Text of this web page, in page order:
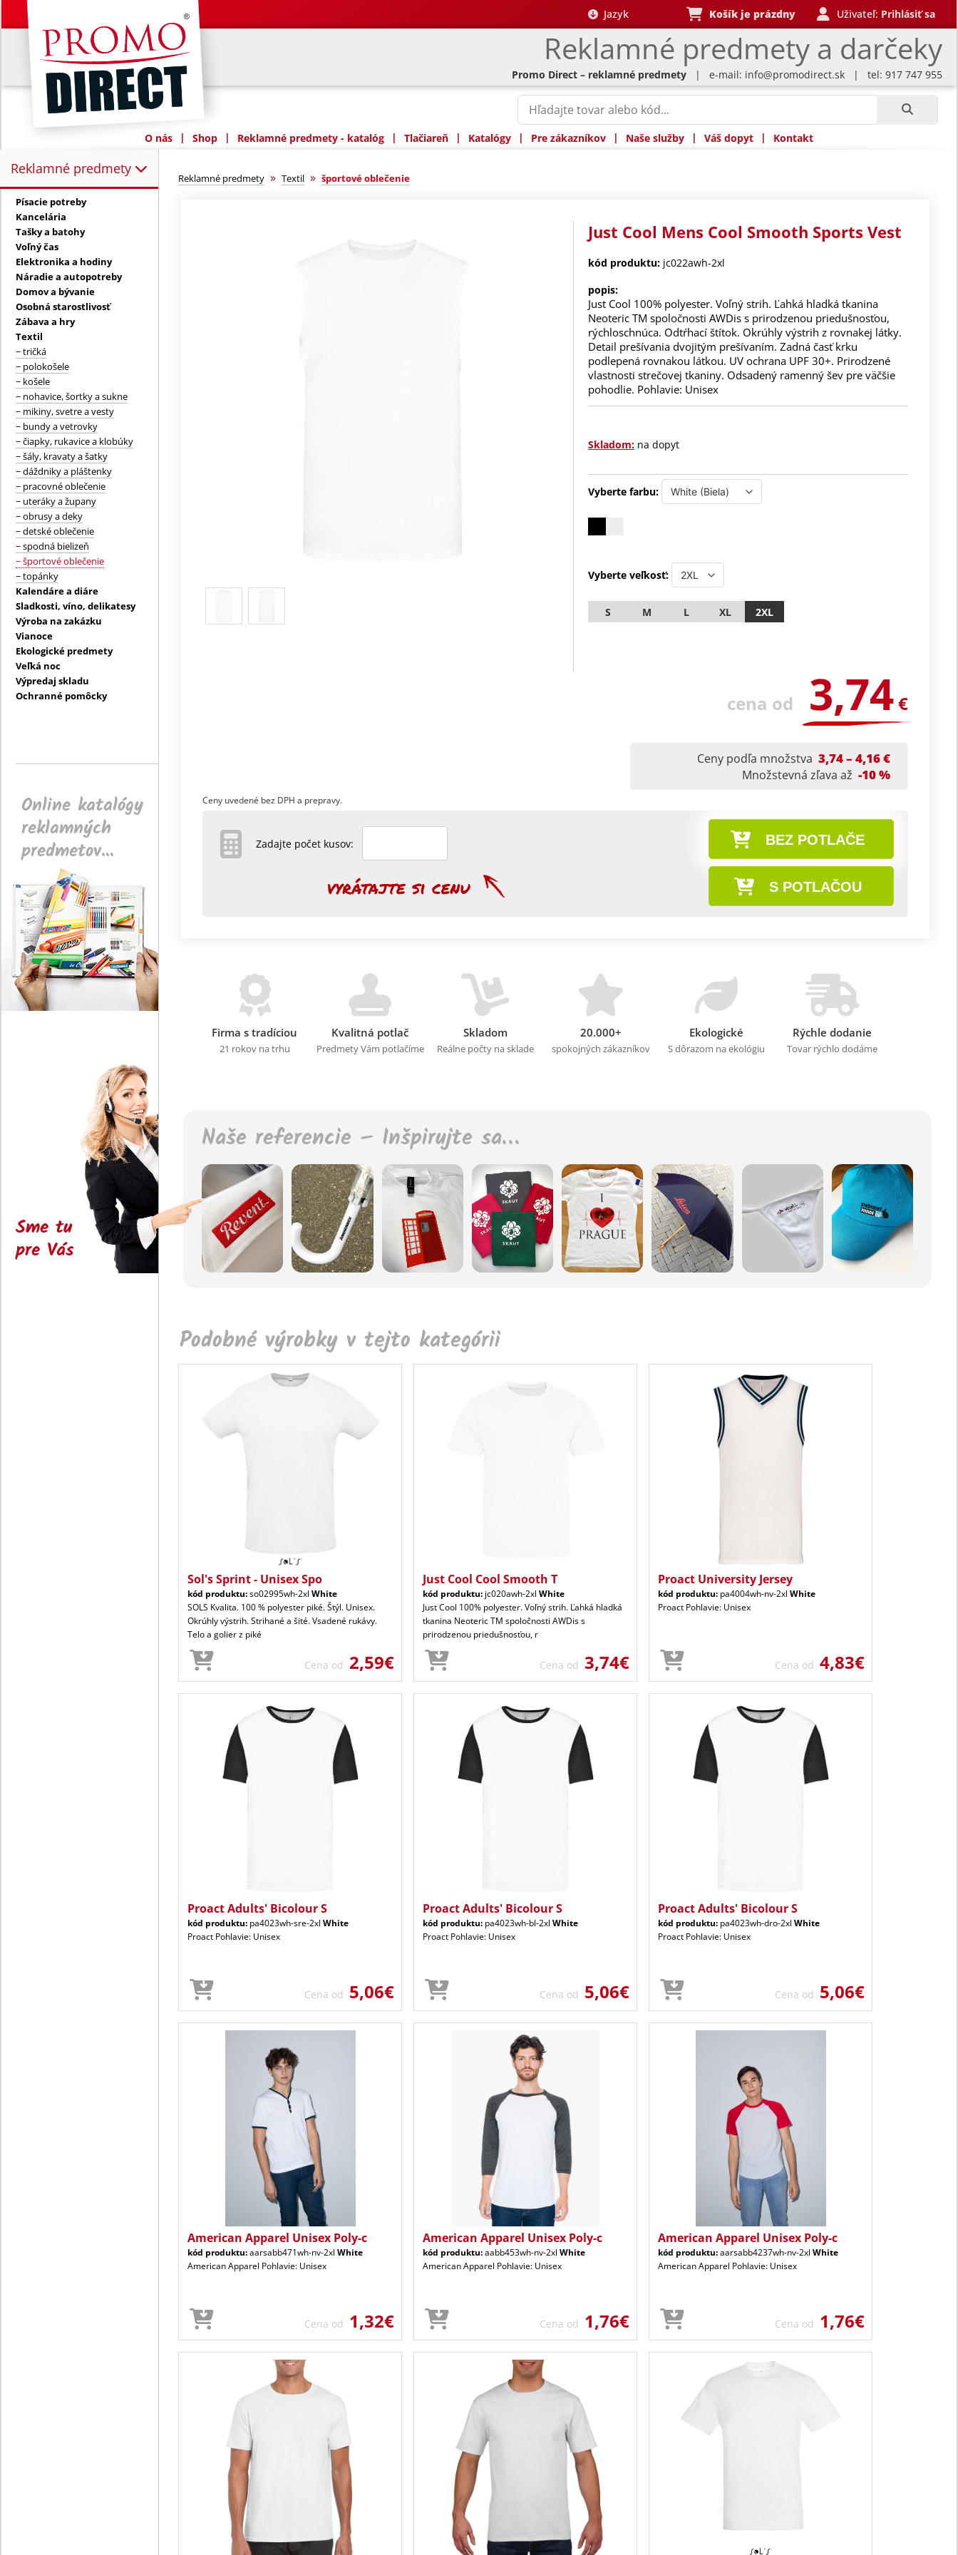
Reklamné predmety a darčeky
Jazyk Košík je prázdny Uživateľ: Prihlásiť sa
Promo Direct – reklamné predmety | e-mail: info@promodirect.sk | tel: 917 747 955
O nás | Shop | Reklamné predmety - katalóg | Tlačiareň | Katalógy | Pre zákazníkov | Naše služby | Váš dopyt | Kontakt
Reklamné predmety
Reklamné predmety:
Písacie potreby
Kancelária
Tašky a batohy
Voľný čas
Elektronika a hodiny
Náradie a autopotreby
Domov a bývanie
Osobná starostlivosť
Zábava a hry
Textil
− tričká
− polokošele
− košele
− nohavice, šortky a sukne
− mikiny, svetre a vesty
− bundy a vetrovky
− čiapky, rukavice a klobúky
− šály, kravaty a šatky
− dáždniky a pláštenky
− pracovné oblečenie
− uteráky a župany
− obrusy a deky
− detské oblečenie
− spodná bielizeň
− športové oblečenie
− topánky
Kalendáre a diáre
Sladkosti, víno, delikatesy
Výroba na zakázku
Vianoce
Ekologické predmety
Veľká noc
Výpredaj skladu
Ochranné pomôcky
Online katalógy
reklamných
predmetov...
Sme tu
pre Vás
Reklamné predmety » Textil » športové oblečenie
Just Cool Mens Cool Smooth Sports Vest
kód produktu: jc022awh-2xl
popis:
Just Cool 100% polyester. Voľný strih. Ľahká hladká tkanina
Neoteric TM spoločnosti AWDis s prirodzenou priedušnosťou,
rýchloschnúca. Odtŕhací štítok. Okrúhly výstrih z rovnakej látky.
Detail prešívania dvojitým prešívaním. Zadná časť krku
podlepená rovnakou látkou. UV ochrana UPF 30+. Prirodzené
vlastnosti strečovej tkaniny. Odsadený ramenný šev pre väčšie
pohodlie. Pohlavie: Unisex
Skladom: na dopyt
Vyberte farbu:
Vyberte veľkosť:
S M L XL 2XL
cena od 3,74€
Ceny podľa množstva 3,74 – 4,16 €
Množstevná zľava až -10 %
Ceny uvedené bez DPH a prepravy.
BEZ POTLAČE
S POTLAČOU
Zadajte počet kusov:
Firma s tradíciou
21 rokov na trhu
Kvalitná potlač
Predmety Vám potlačíme
Skladom
Reálne počty na sklade
20.000+
spokojných zákazníkov
Ekologické
S dôrazom na ekológiu
Rýchle dodanie
Tovar rýchlo dodáme
Naše referencie – Inšpirujte sa…
Podobné výrobky v tejto kategórii
Sol's Sprint - Unisex Spo
kód produktu:so02995wh-2xl White
SOLS Kvalita. 100 % polyester piké. Štýl. Unisex.
Okrúhly výstrih. Strihané a šité. Vsadené rukávy.
Telo a golier z piké
Cena od 2,59€
Just Cool Cool Smooth T
kód produktu: jc020awh-2xl White
Just Cool 100% polyester. Voľný strih. Ľahká hladká
tkanina Neoteric TM spoločnosti AWDis s
prirodzenou priedušnosťou, r
Cena od 3,74€
Proact University Jersey
kód produktu: pa4004wh-nv-2xl White
Proact Pohlavie: Unisex
Cena od 4,83€
Proact Adults' Bicolour S
kód produktu: pa4023wh-sre-2xl White
Proact Pohlavie: Unisex
Cena od 5,06€
Proact Adults' Bicolour S
kód produktu: pa4023wh-bl-2xl White
Proact Pohlavie: Unisex
Cena od 5,06€
Proact Adults' Bicolour S
kód produktu: pa4023wh-dro-2xl White
Proact Pohlavie: Unisex
Cena od 5,06€
American Apparel Unisex Poly-c
kód produktu:aarsabb471wh-nv-2xl White
American Apparel Pohlavie: Unisex
Cena od 1,32€
American Apparel Unisex Poly-c
kód produktu:aabb453wh-nv-2xl White
American Apparel Pohlavie: Unisex
Cena od 1,76€
American Apparel Unisex Poly-c
kód produktu:aarsabb4237wh-nv-2xl White
American Apparel Pohlavie: Unisex
Cena od 1,76€